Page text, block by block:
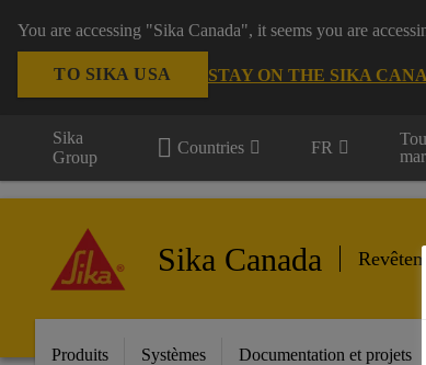
You are accessing "Sika Canada", it seems you are
TO SIKA USA STAY ON THE SIKA
Sika
Group
Countries FR
Sika Canada
Produits Systèmes Documentation et projets